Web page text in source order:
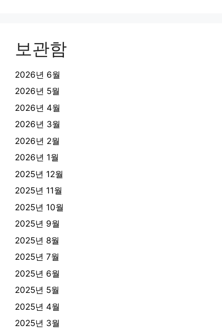
보관함
2026년 6월
2026년 5월
2026년 4월
2026년 3월
2026년 2월
2026년 1월
2025년 12월
2025년 11월
2025년 10월
2025년 9월
2025년 8월
2025년 7월
2025년 6월
2025년 5월
2025년 4월
2025년 3월